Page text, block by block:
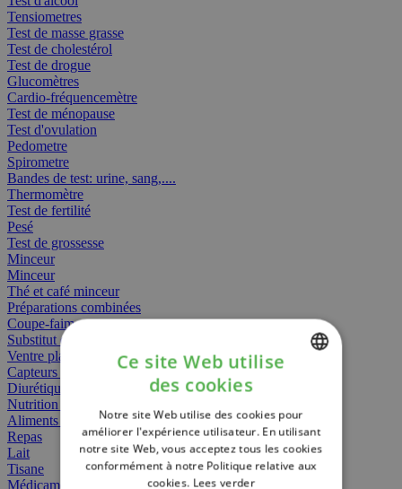
Tensiometres
Test de masse grasse
Test de cholestérol
Test de drogue
Glucomètres
Cardio-fréquencemètre
Test de ménopause
Test d'ovulation
Pedometre
Spirometre
Bandes de test: urine, sang,....
Thermomètre
Test de fertilité
Pesé
Test de grossesse
Minceur
Minceur
Thé et café minceur
Préparations combinées
Coupe-faim
Substitut de repas
Ventre plat
Capteurs gras
Diurétiques
Nutrition spécifique
Aliments Bébé
Repas
Lait
Tisane
Médicament
FRENCH
ENGLISH
Ce site Web utilise
des cookies
Notre site Web utilise des cookies pour
améliorer l'expérience utilisateur. En utilisant
notre site Web, vous acceptez tous les cookies
conformément à notre Politique relative aux
cookies. Lees verder